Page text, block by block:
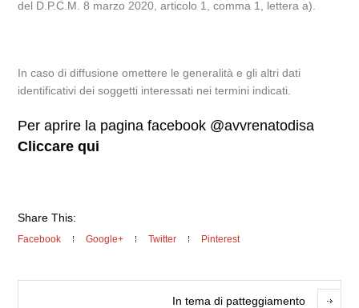
del D.P.C.M. 8 marzo 2020, articolo 1, comma 1, lettera a).
In caso di diffusione omettere le generalità e gli altri dati
identificativi dei soggetti interessati nei termini indicati.
Per aprire la pagina facebook @avvrenatodisa
Cliccare qui
Share This:
Facebook Google+ Twitter Pinterest
In tema di patteggiamento